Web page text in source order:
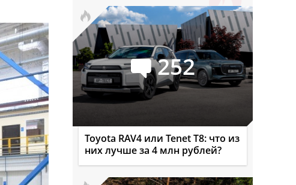
252
Toyota RAV4 или Tenet T8: что из
них лучше за 4 млн рублей?